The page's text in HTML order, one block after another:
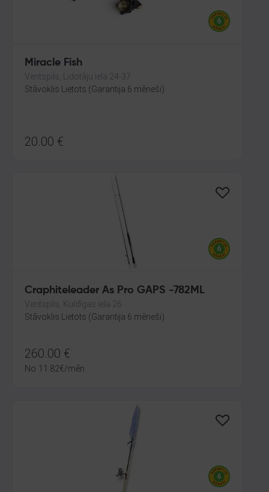
Miracle Fish
Ventspils, Lidotāju iela 24-37
Stāvoklis Lietots (Garantija 6 mēneši)
20.00 €
Craphiteleader As Pro GAPS -782ML
Ventspils, Kuldīgas iela 26
Stāvoklis Lietots (Garantija 6 mēneši)
260.00 €
No 11.82€/mēn.